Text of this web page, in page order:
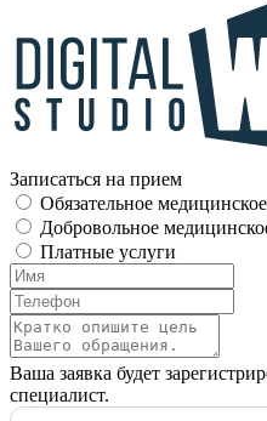
Записаться на прием
Обязательное
Добровольное
Платные услуги
Ваша заявка будет
специалист.